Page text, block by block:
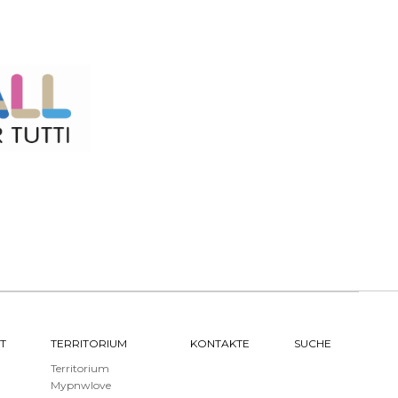
TERRITORIUM
Territorium
Mypnwlove
KONTAKTE SUCHE